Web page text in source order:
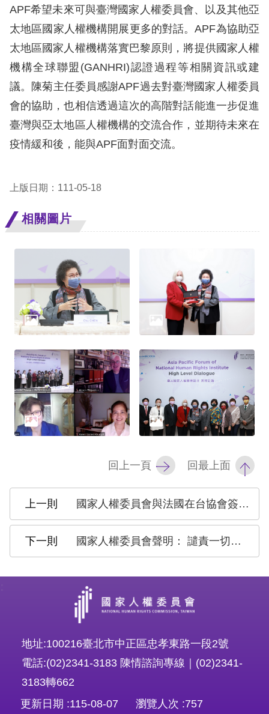
兒少版
回
首
頁
網
站
導
站
政
隱
私
權
保
護
政
APF希望未來可與臺灣國家人權委員會、以及其他亞
太地區國家人權機構開展更多的對話。APF為協助亞
太地區國家人權機構落實巴黎原則，將提供國家人權
機構全球聯盟(GANHRI)認證過程等相關資訊或建
議。陳菊主任委員感謝APF過去對臺灣國家人權委員
會的協助，也相信透過這次的高階對話能進一步促進
臺灣與亞太地區人權機構的交流合作，並期待未來在
疫情緩和後，能與APF面對面交流。
上版日期：111-05-18
相關圖片
回上一頁 回最上面
國家人權委員會與法國在台協會簽署合作意向聯合聲明 強化臺法雙邊人權合作
國家人權委員會聲明： 譴責一切形式暴力行為，呼籲落實國際人權公約
地址:100216臺北市中正區忠孝東路一段2號
電話:(02)2341-3183 陳情諮詢專線｜(02)2341-
3183轉662
更新日期
115-08-07 瀏覽人次 757